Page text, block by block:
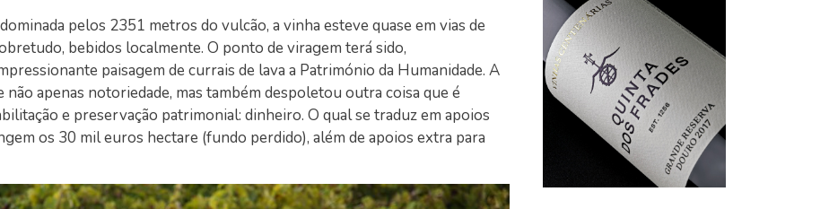
pelos 2351 metros do vulcão, a vinha esteve quase em vias de
bebidos localmente. O ponto de viragem terá sido,
paisagem de currais de lava a Património da Humanidade. A
apenas notoriedade, mas também despoletou outra coisa que é
e preservação patrimonial: dinheiro. O qual se traduz em apoios
os 30 mil euros hectare (fundo perdido), além de apoios extra para